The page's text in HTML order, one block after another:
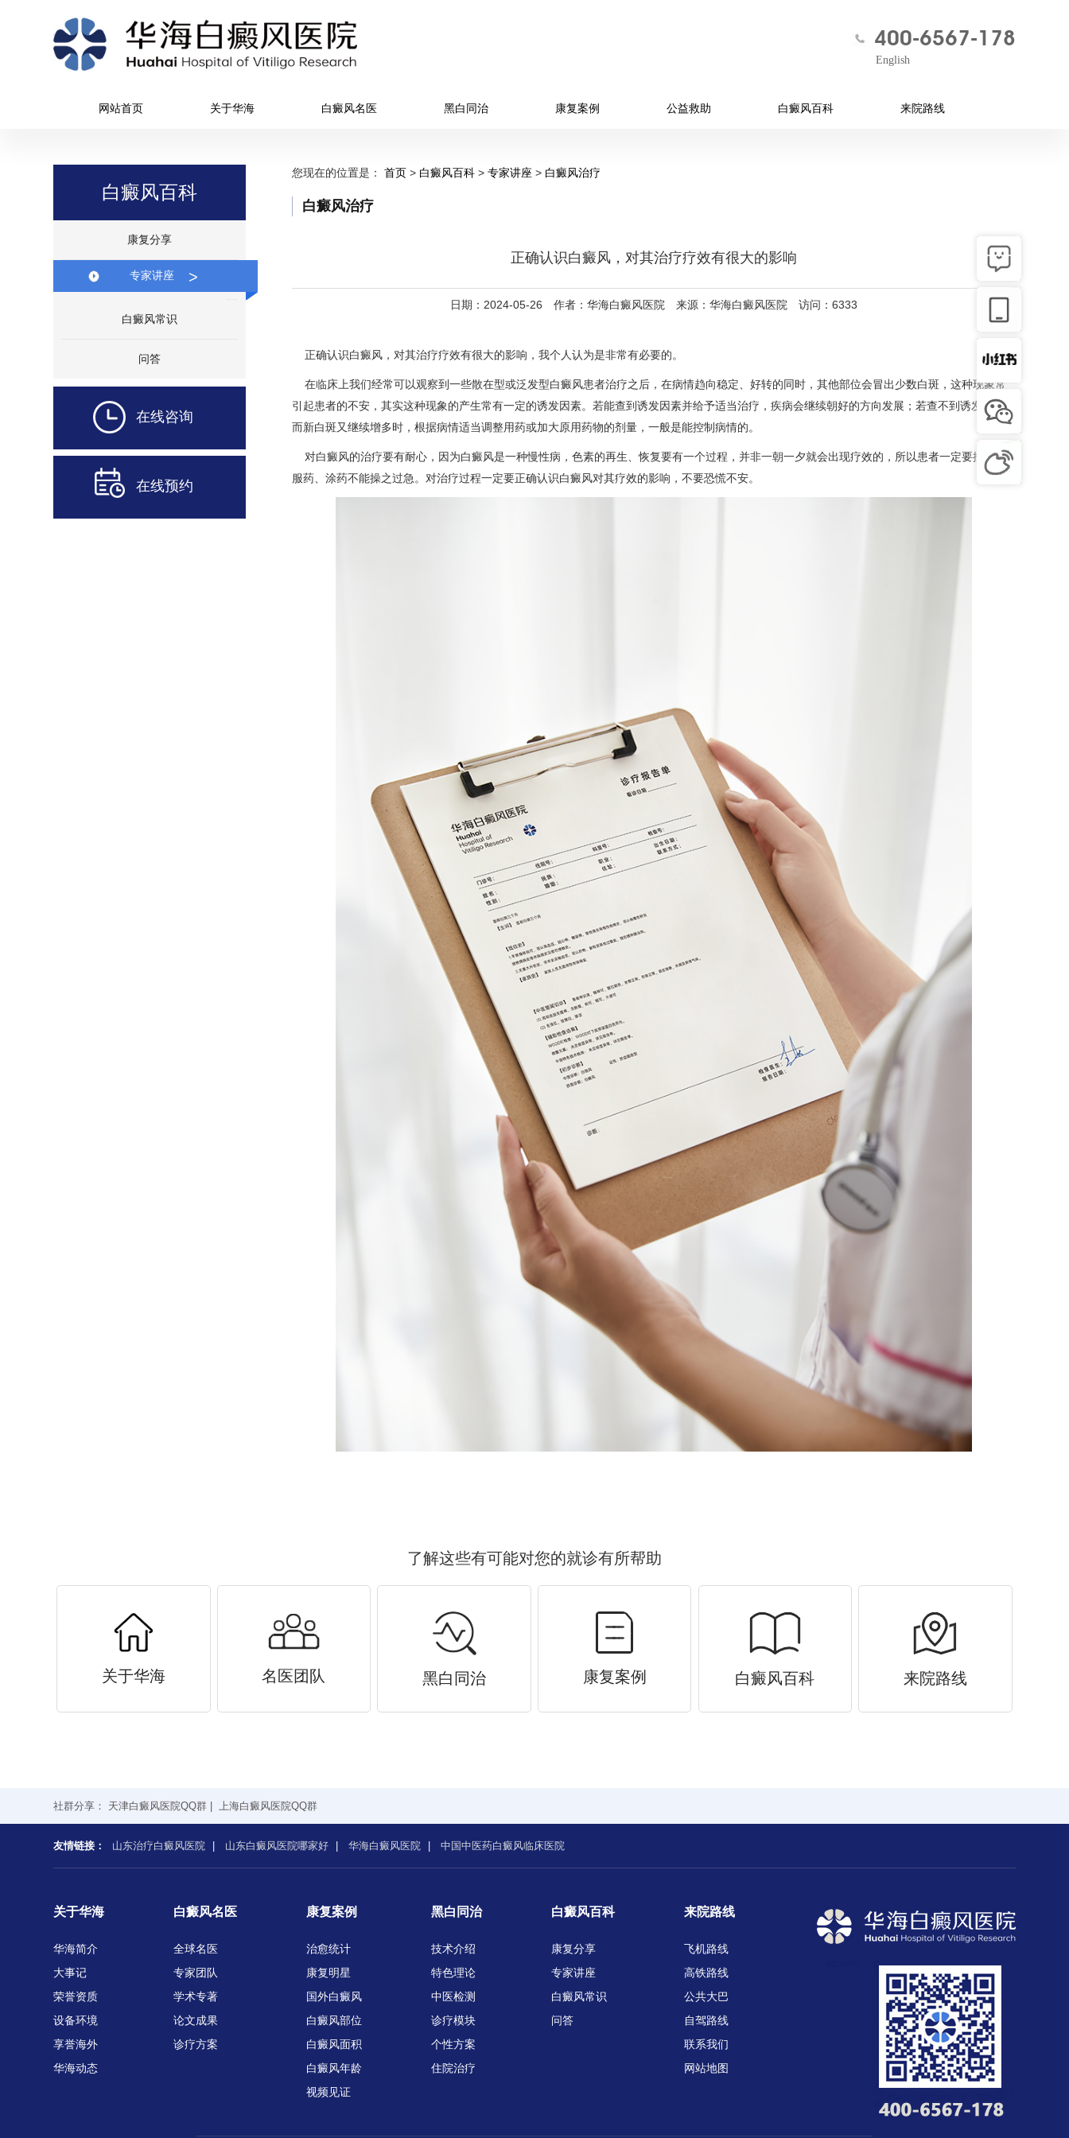
400-6567-178
English
网站首页 关于华海 白癜风名医 黑白同治 康复案例 公益救助 白癜风百科 来院路线
白癜风百科
康复分享
专家讲座 >
白癜风常识
问答
在线咨询
在线预约
您现在的位置是： 首页 > 白癜风百科 > 专家讲座 > 白癜风治疗
白癜风治疗
正确认识白癜风，对其治疗疗效有很大的影响
日期：2024-05-26 作者：华海白癜风医院 来源：华海白癜风医院 访问：6333
正确认识白癜风，对其治疗疗效有很大的影响，我个人认为是非常有必要的。
在临床上我们经常可以观察到一些散在型或泛发型白癜风患者治疗之后，在病情趋向稳定、好转的同时，其他部位会冒出少数白斑，这种现象常
引起患者的不安，其实这种现象的产生常有一定的诱发因素。若能查到诱发因素并给予适当治疗，疾病会继续朝好的方向发展；若查不到诱发因素，
而新白斑又继续增多时，根据病情适当调整用药或加大原用药物的剂量，一般是能控制病情的。
对白癜风的治疗要有耐心，因为白癜风是一种慢性病，色素的再生、恢复要有一个过程，并非一朝一夕就会出现疗效的，所以患者一定要按疗程
服药、涂药不能操之过急。对治疗过程一定要正确认识白癜风对其疗效的影响，不要恐慌不安。
了解这些有可能对您的就诊有所帮助
关于华海 名医团队 黑白同治 康复案例 白癜风百科 来院路线
社群分享： 天津白癜风医院QQ群 上海白癜风医院QQ群
友情链接： 山东治疗白癜风医院 山东白癜风医院哪家好 华海白癜风医院 中国中医药白癜风临床医院
关于华海
华海简介
大事记
荣誉资质
设备环境
享誉海外
华海动态
白癜风名医
全球名医
专家团队
学术专著
论文成果
诊疗方案
康复案例
治愈统计
康复明星
国外白癜风
白癜风部位
白癜风面积
白癜风年龄
视频见证
黑白同治
技术介绍
特色理论
中医检测
诊疗模块
个性方案
住院治疗
白癜风百科
康复分享
专家讲座
白癜风常识
问答
来院路线
飞机路线
高铁路线
公共大巴
自驾路线
联系我们
网站地图